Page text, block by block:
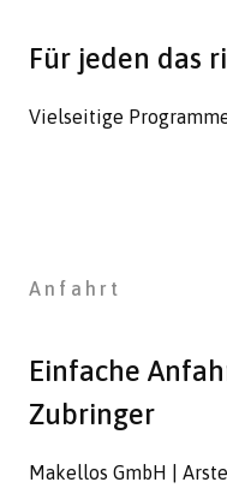
Herzlich Willkommen
am Autobahnzubringer
Für jeden das
Vielseitige
Anfahrt
Einfache
Zubringer
Makellos GmbH |